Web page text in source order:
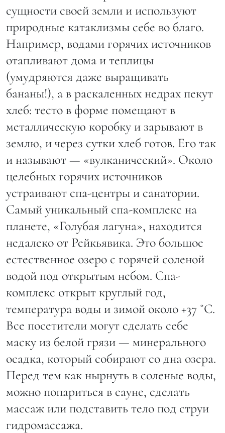
сущности своей земли и используют
природные катаклизмы себе во благо.
Например, водами горячих источников
отапливают дома и теплицы
(умудряются даже выращивать
бананы!), а в раскаленных недрах пекут
хлеб: тесто в форме помещают в
металлическую коробку и зарывают в
землю, и через сутки хлеб готов. Его так
и называют — «вулканический». Около
целебных горячих источников
устраивают спа-центры и санатории.
Самый уникальный спа-комплекс на
планете, «Голубая лагуна», находится
недалеко от Рейкьявика. Это большое
естественное озеро с горячей соленой
водой под открытым небом. Спа-
комплекс открыт круглый год,
температура воды и зимой около +37 ˚С.
Все посетители могут сделать себе
маску из белой грязи — минерального
осадка, который собирают со дна озера.
Перед тем как нырнуть в соленые воды,
можно попариться в сауне, сделать
массаж или подставить тело под струи
гидромассажа.